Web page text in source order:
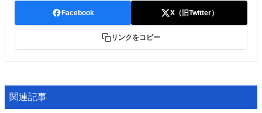
Facebook X（旧Twitter）
リンクをコピー
関連記事